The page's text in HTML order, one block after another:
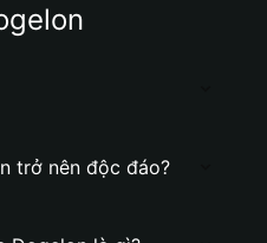
trở nên độc đáo?